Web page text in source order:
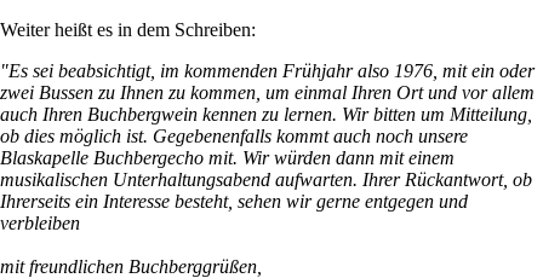
Weiter heißt es in dem Schreiben:
"Es sei beabsichtigt, im kommenden Frühjahr also 1976, mit ein oder
zwei Bussen zu Ihnen zu kommen, um einmal Ihren Ort und vor allem
auch Ihren Buchbergwein kennen zu lernen. Wir bitten um Mitteilung,
ob dies möglich ist. Gegebenenfalls kommt auch noch unsere
Blaskapelle Buchbergecho mit. Wir würden dann mit einem
musikalischen Unterhaltungsabend aufwarten. Ihrer Rückantwort, ob
Ihrerseits ein Interesse besteht, sehen wir gerne entgegen und
verbleiben
mit freundlichen Buchberggrüßen,